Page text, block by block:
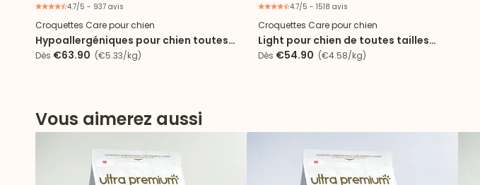
4.7/5 - 937 avis
Croquettes Care pour chien
Hypoallergéniques pour chien toutes
tailles au poisson
Dès €63.90 (€5.33/kg)
4.7/5 - 1518 avis
Croquettes Care pour chien
Light pour chien de toutes tailles
stérilisé/surpoids au poulet
Dès €54.90 (€4.58/kg)
Vous aimerez aussi